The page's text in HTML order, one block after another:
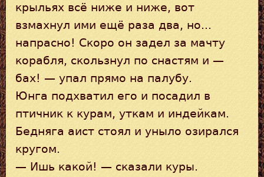
крыльях всё ниже и ниже, вот
взмахнул ими ещё раза два, но...
напрасно! Скоро он задел за мачту
корабля, скользнул по снастям и —
бах! — упал прямо на палубу.
Юнга подхватил его и посадил в
птичник к курам, уткам и индейкам.
Бедняга аист стоял и уныло озирался
кругом.
— Ишь какой! — сказали куры.